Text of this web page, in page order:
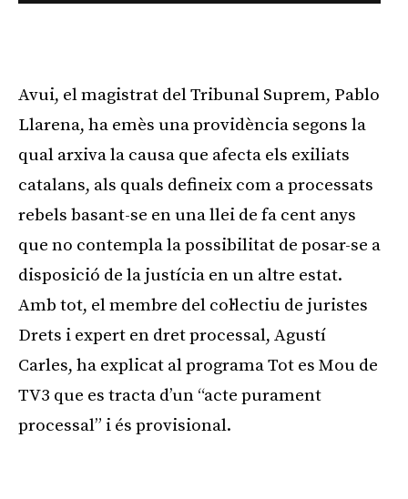
Avui, el magistrat del Tribunal Suprem, Pablo
Llarena, ha emès una providència segons la
qual arxiva la causa que afecta els exiliats
catalans, als quals defineix com a processats
rebels basant-se en una llei de fa cent anys
que no contempla la possibilitat de posar-se a
disposició de la justícia en un altre estat.
Amb tot, el membre del col·lectiu de juristes
Drets i expert en dret processal, Agustí
Carles, ha explicat al programa Tot es Mou de
TV3 que es tracta d’un “acte purament
processal” i és provisional.